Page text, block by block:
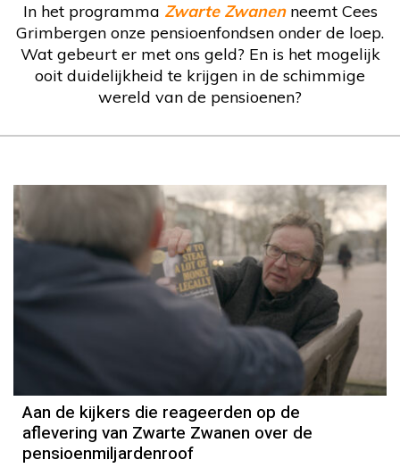
In het programma Zwarte Zwanenneemt Cees
Grimbergen onze pensioenfondsen onder de loep.
Wat gebeurt er met ons geld? En is het mogelijk
ooit duidelijkheid te krijgen in de schimmige
wereld van de pensioenen?
Aan de kijkers die reageerden op de
aflevering van Zwarte Zwanen over de
pensioenmiljardenroof